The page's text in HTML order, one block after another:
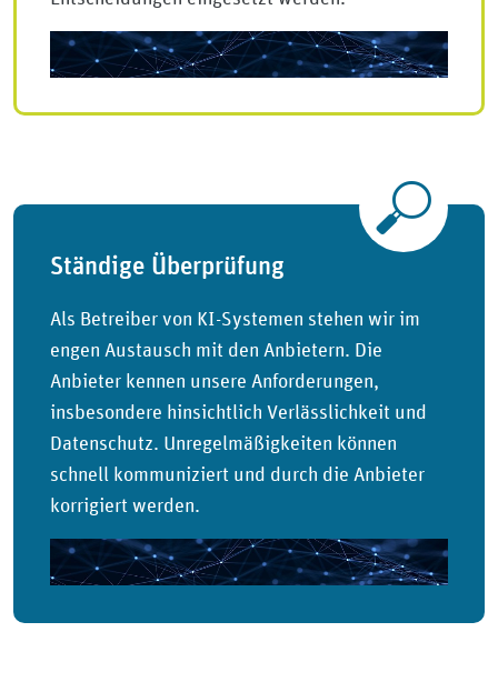
Ständige Überprüfung
Als Betreiber von KI-Systemen stehen wir im
engen Austausch mit den Anbietern. Die
Anbieter kennen unsere Anforderungen,
insbesondere hinsichtlich Verlässlichkeit und
Datenschutz. Unregelmäßigkeiten können
schnell kommuniziert und durch die Anbieter
korrigiert werden.